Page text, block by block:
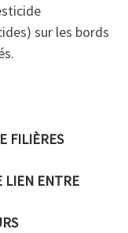
sur les bords
FILIÈRES
LIEN ENTRE